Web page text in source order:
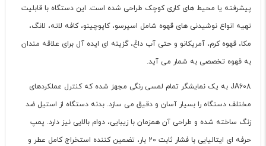
پیشرفته یا محیط های کاری کوچک طراحی شده است. این دستگاه با قابلیت
تهیه انواع نوشیدنی های قهوه شامل اسپرسو، کاپوچینو، کافه لاته، لانگ،
مکا، قهوه کرم، آمریکانو و حتی آب داغ، گزینه ای ایده آل برای علاقه مندان
به قهوه تخصصی به شمار می آید.
JA608 به یک نمایشگر تمام لمسی رنگی مجهز شده که کنترل عملکردهای
مختلف دستگاه را بسیار آسان و دقیق می سازد. بدنه دستگاه از استیل ضد
زنگ ساخته شده و طراحی آن همزمان با زیبایی، دوام بالایی نیز دارد. پمپ
حرفه ای ایتالیایی با فشار ثابت 20 بار، تضمین کننده استخراج کامل عطر و